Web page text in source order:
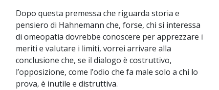
Dopo questa premessa che riguarda storia e
pensiero di Hahnemann che, forse, chi si interessa
di omeopatia dovrebbe conoscere per apprezzare i
meriti e valutare i limiti, vorrei arrivare alla
conclusione che, se il dialogo è costruttivo,
l’opposizione, come l’odio che fa male solo a chi lo
prova, è inutile e distruttiva.